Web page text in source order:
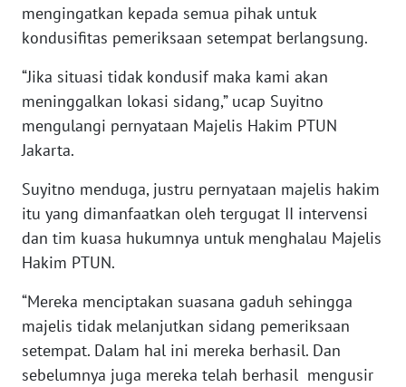
mengingatkan kepada semua pihak untuk
kondusifitas pemeriksaan setempat berlangsung.
“Jika situasi tidak kondusif maka kami akan
meninggalkan lokasi sidang,” ucap Suyitno
mengulangi pernyataan Majelis Hakim PTUN
Jakarta.
Suyitno menduga, justru pernyataan majelis hakim
itu yang dimanfaatkan oleh tergugat II intervensi
dan tim kuasa hukumnya untuk menghalau Majelis
Hakim PTUN.
“Mereka menciptakan suasana gaduh sehingga
majelis tidak melanjutkan sidang pemeriksaan
setempat. Dalam hal ini mereka berhasil. Dan
sebelumnya juga mereka telah berhasil mengusir
WN
KALTIM
SULSEL
WN
WN
SULUT
WN
MALUKU
WN
MALUT